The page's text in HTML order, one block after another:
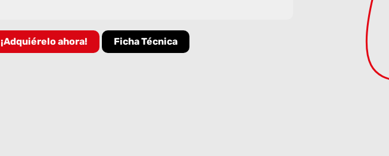
¡Adquiérelo ahora! Ficha Técnica